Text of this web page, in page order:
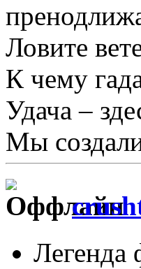
Ловите
К чему
Удача –
Мы
Легенда